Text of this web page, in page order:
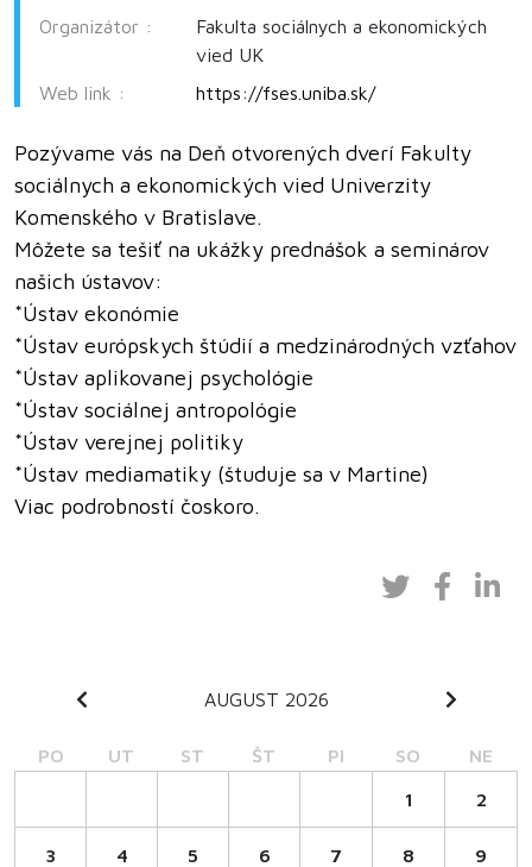
Organizátor :
Fakulta sociálnych a ekonomických
vied UK
Web link :
https://fses.uniba.sk/
Pozývame vás na Deň otvorených dverí Fakulty
sociálnych a ekonomických vied Univerzity
Komenského v Bratislave.
Môžete sa tešiť na ukážky prednášok a seminárov
našich ústavov:
*Ústav ekonómie
*Ústav európskych štúdií a medzinárodných vzťahov
*Ústav aplikovanej psychológie
*Ústav sociálnej antropológie
*Ústav verejnej politiky
*Ústav mediamatiky (študuje sa v Martine)
Viac podrobností čoskoro.
AUGUST 2026
PO UT ST ŠT PI SO NE
1 2
3 4 5 6 7 8 9